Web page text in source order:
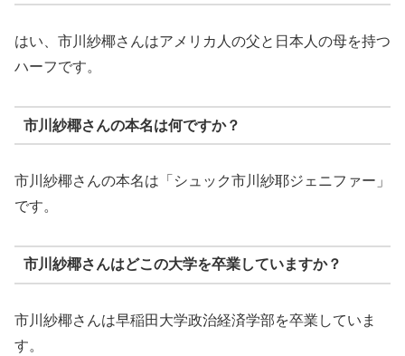
はい、市川紗椰さんはアメリカ人の父と日本人の母を持つ
ハーフです。
市川紗椰さんの本名は何ですか？
市川紗椰さんの本名は「シュック市川紗耶ジェニファー」
です。
市川紗椰さんはどこの大学を卒業していますか？
市川紗椰さんは早稲田大学政治経済学部を卒業していま
す。